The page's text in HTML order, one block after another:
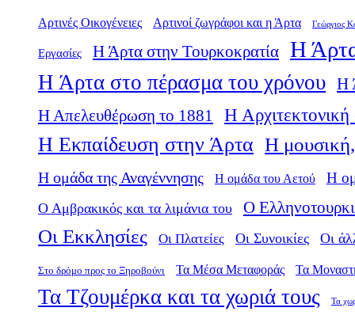
Αρτινές Οικογένειες Αρτινοί ζωγράφοι και η Άρτα Γεώργιος
Εργασίες Η Άρτα στην Τουρκοκρατία Η
Η Άρτα στο πέρασμα του χρόνου Η
Η Απελευθέρωση το 1881
Η
Η Εκπαίδευση στην Άρτα Η μουσική,
Η ομάδα της Αναγέννησης Η ομάδα του Αετού Η
Ο Αμβρακικός και τα λιμάνια του Ο
Οι Εκκλησίες Οι Πλατείες Οι Συνοικίες Οι
Στο δρόμο προς το Ξηροβούνι Τα Μέσα Μεταφοράς Τα
Τα Τζουμέρκα και τα χωριά τους Τα